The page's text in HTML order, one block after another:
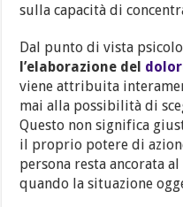
sulla capacità di
Dal punto di vista
l’elaborazione del
viene attribuita
mai alla possibilità di
Questo non significa
il proprio potere di
persona resta ancorata
quando la situazione